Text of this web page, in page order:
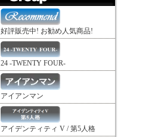
好評販売中! お勧め人気商品!
24 -TWENTY FOUR-
アイアンマン
アイデンティティ V / 第5人格